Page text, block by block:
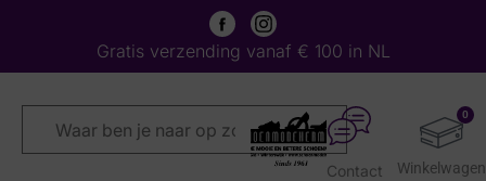
Gratis verzending vanaf € 100 in NL
0
Contact